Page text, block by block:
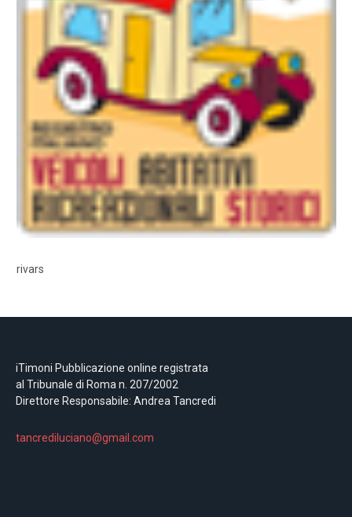
rivars
iTimoni Pubblicazione online registrata
al Tribunale di Roma n. 207/2002
Direttore Responsabile: Andrea Tancredi
tancrediluciano@gmail.com